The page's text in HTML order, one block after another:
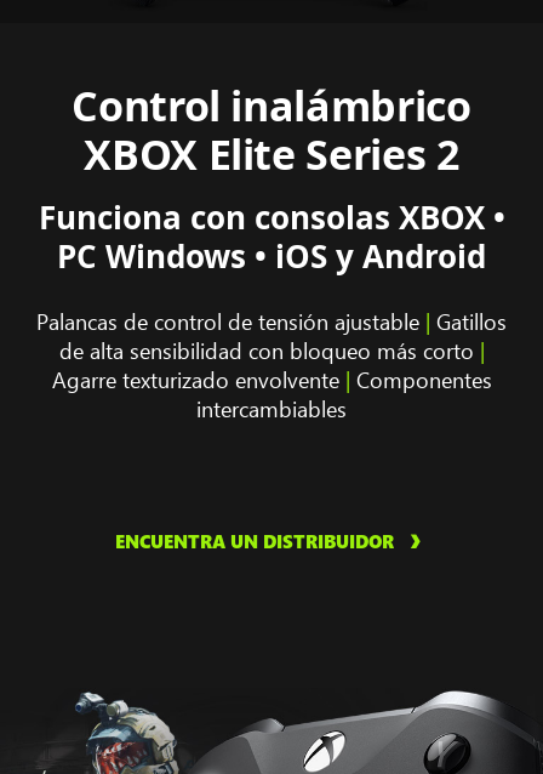
Control inalámbrico
XBOX Elite Series 2
Funciona con consolas XBOX •
PC Windows • iOS y Android
Palancas de control de tensión ajustable | Gatillos
de alta sensibilidad con bloqueo más corto |
Agarre texturizado envolvente | Componentes
intercambiables
ENCUENTRA UN DISTRIBUIDOR